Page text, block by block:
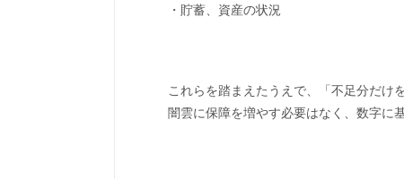
・貯蓄、資産の状況
これらを踏まえたうえで、「不足分だけ
闇雲に保障を増やす必要はなく、数字に